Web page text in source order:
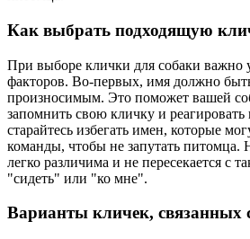
Как выбрать подходящую
При выборе клички для собаки важно
факторов. Во-первых, имя должно
произносимым. Это поможет вашей
запомнить свою кличку и
старайтесь избегать имен, которые
команды, чтобы не запутать питомца.
легко различима и не пересекается с
"сидеть" или "ко мне".
Варианты кличек, связанных